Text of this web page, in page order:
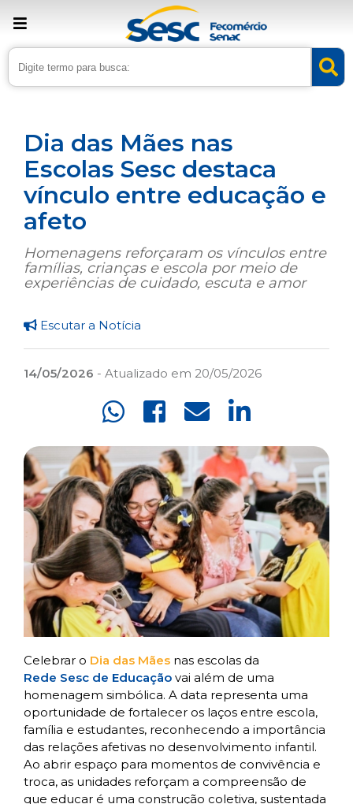
› Home › Noticias
Dia das Mães nas
Escolas Sesc destaca
vínculo entre educação e
afeto
Homenagens reforçaram os vínculos entre
famílias, crianças e escola por meio de
experiências de cuidado, escuta e amor
Escutar a Notícia
14/05/2026 - Atualizado em 20/05/2026
Celebrar o Dia das Mães nas escolas da
Rede Sesc de Educação vai além de uma
homenagem simbólica. A data representa uma
oportunidade de fortalecer os laços entre escola,
família e estudantes, reconhecendo a importância
das relações afetivas no desenvolvimento infantil.
Ao abrir espaço para momentos de convivência e
troca, as unidades reforçam a compreensão de
que educar é uma construção coletiva, sustentada